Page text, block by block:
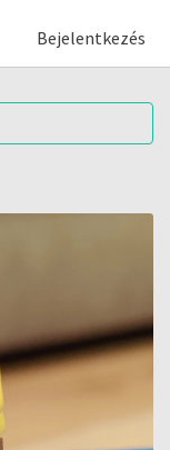
Bejelentkezés